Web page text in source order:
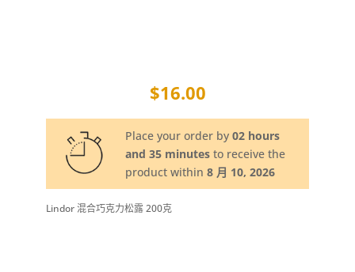
$16.00
Place your order by02 hours
and 35 minutes to receive the
product within8 月 10, 2026
Lindor 混合巧克力松露 200克